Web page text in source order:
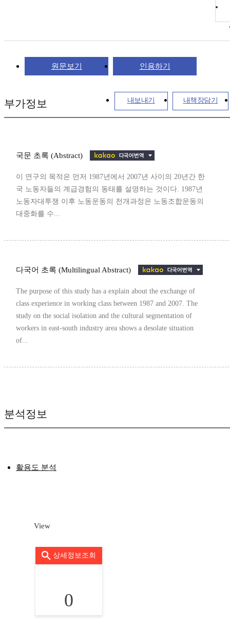
원문보기 인용하기
내보내기 내책장담기
부가정보
국문 초록 (Abstract)
이 연구의 목적은 먼저 1987년에서 2007년 사이의 20년간 한
국 노동자들의 계급경험의 동태를 설명하는 것이다. 1987년
노동자대투쟁 이후 노동운동의 전개과정은 노동조합운동의
대중화를 수...
다국어 초록 (Multilingual Abstract)
The purpose of this study has a explain about the exchange of
class experience in working class between 1987 and 2007. The
study on the social isolation and the cultural segmentation of
workers in east-south industry area shows a desolate situation
of...
분석정보
활용도 분석
View
상세정보조회
0